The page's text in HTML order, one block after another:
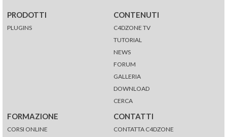
PRODOTTI
PLUGINS
CONTENUTI
C4DZONE TV
TUTORIAL
NEWS
FORUM
GALLERIA
DOWNLOAD
CERCA
FORMAZIONE
CORSI ONLINE
CONTATTI
CONTATTA C4DZONE